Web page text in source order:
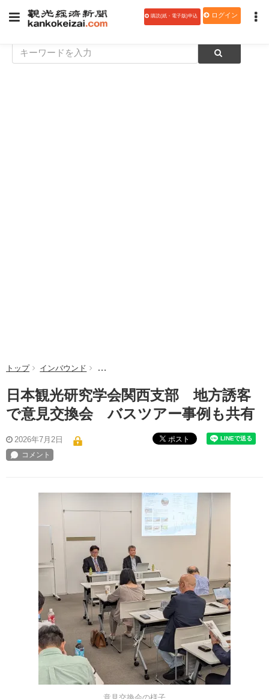
購読(紙・電子版)申込 ログイン
トップ インバウンド 日本観光研究学会関西支部 地方誘客で意見交
日本観光研究学会関西支部 地方誘客
で意見交換会 バスツアー事例も共有
2026年7月2日 ポスト